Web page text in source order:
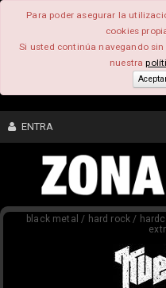
Para poder asegurar la
cookies
Si usted continúa navegando
nuestra
ENTRA
CONTENIDO
black metal / hard rock /